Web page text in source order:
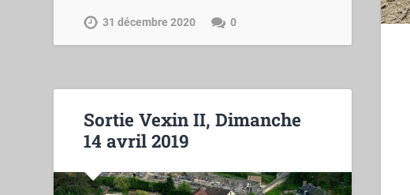
31 décembre 2020 0
Sortie Vexin II, Dimanche
14 avril 2019